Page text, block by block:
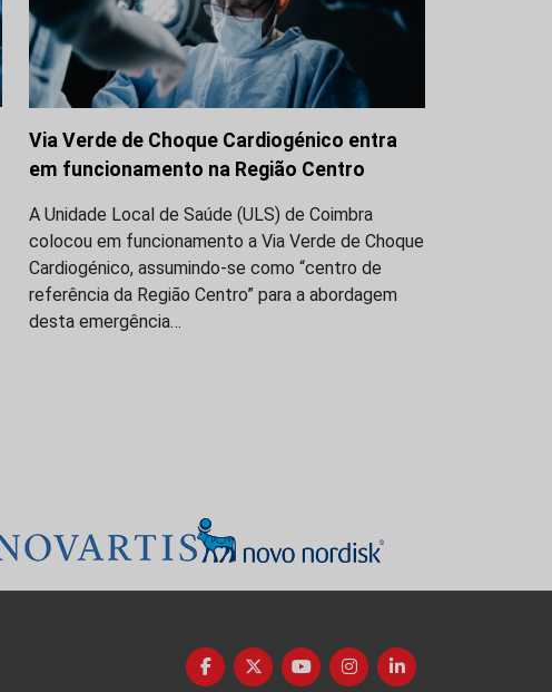
Via Verde de Choque Cardiogénico entra
em funcionamento na Região Centro
A Unidade Local de Saúde (ULS) de Coimbra
colocou em funcionamento a Via Verde de Choque
Cardiogénico, assumindo-se como “centro de
referência da Região Centro” para a abordagem
desta emergência…